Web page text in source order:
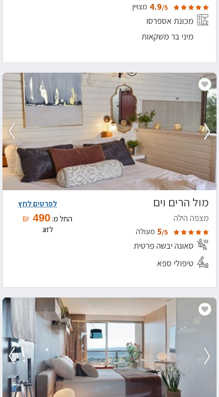
4.9/5 מצויין
מכונת אספרסו
מיני בר משקאות
מול הרים וים
מצפה הילה
5/5 מעולה
סאונה יבשה פרטית
טיפולי ספא
החל מ:490
₪
לזוג
לפרטים לחץ